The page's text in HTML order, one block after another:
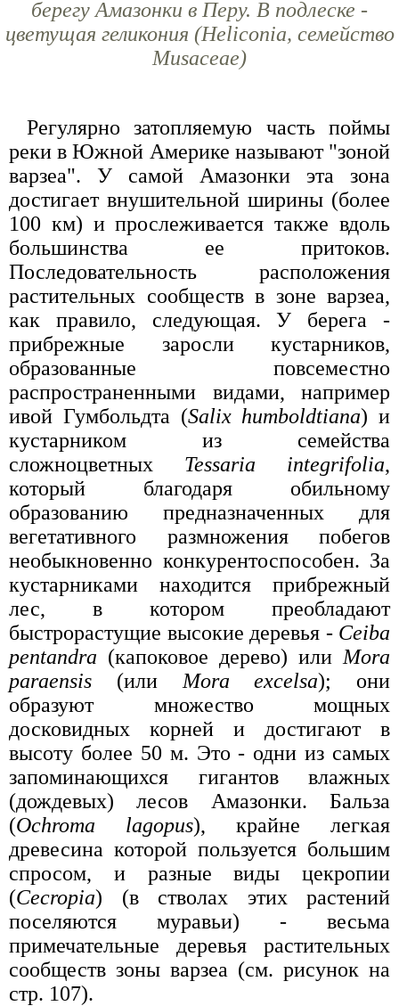
берегу Амазонки в Перу. В подлеске -
цветущая геликония (Heliconia, семейство
Musaceae)
Регулярно затопляемую часть поймы
реки в Южной Америке называют "зоной
варзеа". У самой Амазонки эта зона
достигает внушительной ширины (более
100 км) и прослеживается также вдоль
большинства ее притоков.
Последовательность расположения
растительных сообществ в зоне варзеа,
как правило, следующая. У берега -
прибрежные заросли кустарников,
образованные повсеместно
распространенными видами, например
ивой Гумбольдта (Salix humboldtiana) и
кустарником из семейства
сложноцветных Tessaria integrifolia,
который благодаря обильному
образованию предназначенных для
вегетативного размножения побегов
необыкновенно конкурентоспособен. За
кустарниками находится прибрежный
лес, в котором преобладают
быстрорастущие высокие деревья - Ceiba
pentandra (капоковое дерево) или Mora
paraensis (или Mora excelsa); они
образуют множество мощных
досковидных корней и достигают в
высоту более 50 м. Это - одни из самых
запоминающихся гигантов влажных
(дождевых) лесов Амазонки. Бальза
(Ochroma lagopus), крайне легкая
древесина которой пользуется большим
спросом, и разные виды цекропии
(Cecropia) (в стволах этих растений
поселяются муравьи) - весьма
примечательные деревья растительных
сообществ зоны варзеа (см. рисунок на
стр. 107).